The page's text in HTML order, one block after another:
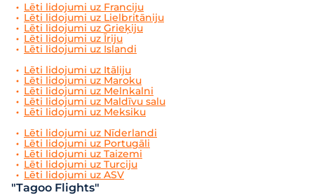
Lēti lidojumi uz Franciju
Lēti lidojumi uz Lielbritāniju
Lēti lidojumi uz Grieķiju
Lēti lidojumi uz Īriju
Lēti lidojumi uz Islandi
Lēti lidojumi uz Itāliju
Lēti lidojumi uz Maroku
Lēti lidojumi uz Melnkalni
Lēti lidojumi uz Maldīvu salu
Lēti lidojumi uz Meksiku
Lēti lidojumi uz Nīderlandi
Lēti lidojumi uz Portugāli
Lēti lidojumi uz Taizemi
Lēti lidojumi uz Turciju
Lēti lidojumi uz ASV
"Tagoo Flights"